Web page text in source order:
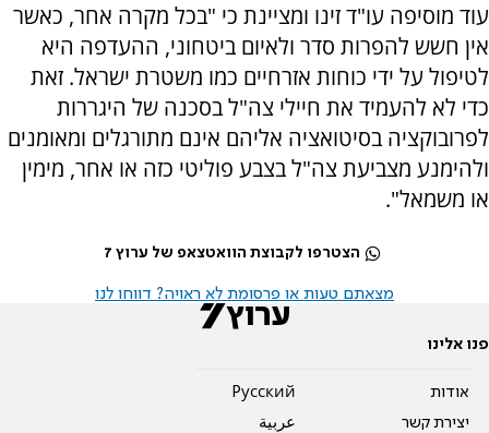
עוד מוסיפה עו"ד זינו ומציינת כי "בכל מקרה אחר, כאשר
אין חשש להפרות סדר ולאיום ביטחוני, ההעדפה היא
לטיפול על ידי כוחות אזרחיים כמו משטרת ישראל. זאת
כדי לא להעמיד את חיילי צה"ל בסכנה של היגררות
לפרובוקציה בסיטואציה אליהם אינם מתורגלים ומאומנים
ולהימנע מצביעת צה"ל בצבע פוליטי כזה או אחר, מימין
או משמאל".
הצטרפו לקבוצת הוואטצאפ של ערוץ 7
מצאתם טעות או פרסומת לא ראויה? דווחו לנו
פנו אלינו
אודות
יצירת קשר
Pусский
عربية